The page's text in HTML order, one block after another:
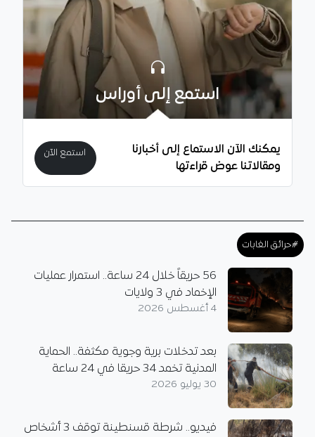
استمع إلى أوراس
يمكنك الآن الاستماع إلى أخبارنا
ومقالاتنا عوض قراءتها
استمع الآن
#حرائق الغابات
56 حريقاً خلال 24 ساعة.. استمرار عمليات
الإخماد في 3 ولايات
4 أغسطس 2026
بعد تدخلات برية وجوية مكثفة.. الحماية
المدنية تخمد 34 حريقا في 24 ساعة
30 يوليو 2026
فيديو.. شرطة قسنطينة توقف 3 أشخاص